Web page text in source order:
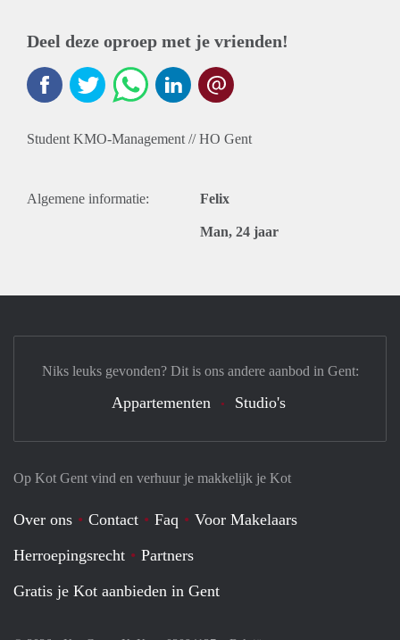
Deel deze oproep met je vrienden!
Student KMO-Management // HO Gent
Algemene informatie: Felix
Man, 24 jaar
Op Kot Gent vind en verhuur je makkelijk je Kot
Over ons Contact Faq
Voor Makelaars
Herroepingsrecht
Partners
Gratis je Kot aanbieden in Gent
Niks leuks gevonden? Dit is ons andere aanbod in Gent:
Appartementen Studio's